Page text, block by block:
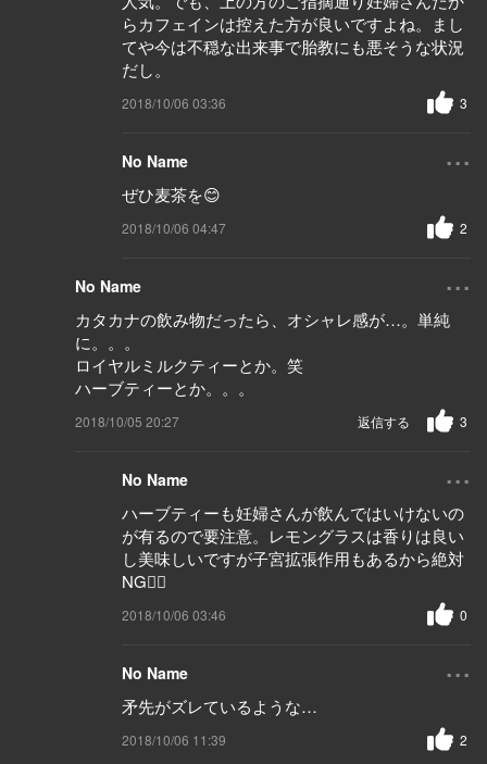
らカフェインは控えた方が良いですよね。まし
てや今は不穏な出来事で胎教にも悪そうな状況
だし。
2018/10/06 03:36 3
No Name ...
ぜひ麦茶を😊
2018/10/06 04:47 2
No Name ...
カタカナの飲み物だったら、オシャレ感が…。単純
に。。。
ロイヤルミルクティーとか。笑
ハーブティーとか。。。
2018/10/05 20:27 3
返信する
No Name ...
ハーブティーも妊婦さんが飲んではいけないの
が有るので要注意。レモングラスは香りは良い
し美味しいですが子宮拡張作用もあるから絶対
NG🙅‍♀️
2018/10/06 03:46 0
No Name ...
矛先がズレているような…
2018/10/06 11:39 2